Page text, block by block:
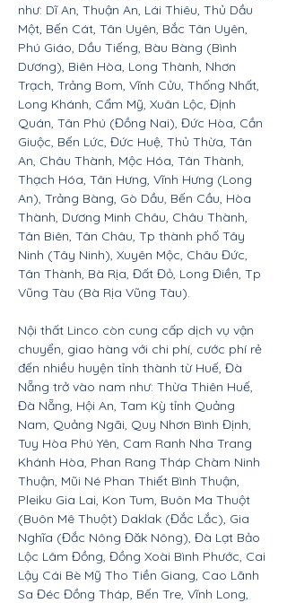
như: Dĩ An, Thuận An, Lái Thiêu, Thủ Dầu
Một, Bến Cát, Tân Uyên, Bắc Tân Uyên,
Phú Giáo, Dầu Tiếng, Bàu Bàng (Bình
Dương), Biên Hòa, Long Thành, Nhơn
Trạch, Trảng Bom, Vĩnh Cửu, Thống Nhất,
Long Khánh, Cẩm Mỹ, Xuân Lộc, Định
Quán, Tân Phú (Đồng Nai), Đức Hòa, Cần
Giuộc, Bến Lức, Đức Huệ, Thủ Thừa, Tân
An, Châu Thành, Mộc Hóa, Tân Thành,
Thạch Hóa, Tân Hưng, Vĩnh Hưng (Long
An), Trảng Bàng, Gò Dầu, Bến Cầu, Hòa
Thành, Dương Minh Châu, Châu Thành,
Tân Biên, Tân Châu, Tp thành phố Tây
Ninh (Tây Ninh), Xuyên Mộc, Châu Đức,
Tân Thành, Bà Rịa, Đất Đỏ, Long Điền, Tp
Vũng Tàu (Bà Rịa Vũng Tàu).
Nội thất Linco còn cung cấp dịch vụ vận
chuyển, giao hàng với chi phí, cước phí rẻ
đến nhiều huyện tỉnh thành từ Huế, Đà
Nẵng trở vào nam như: Thừa Thiên Huế,
Đà Nẵng, Hội An, Tam Kỳ tỉnh Quảng
Nam, Quảng Ngãi, Quy Nhơn Bình Định,
Tuy Hòa Phú Yên, Cam Ranh Nha Trang
Khánh Hòa, Phan Rang Tháp Chàm Ninh
Thuận, Mũi Né Phan Thiết Bình Thuận,
Pleiku Gia Lai, Kon Tum, Buôn Ma Thuột
(Buôn Mê Thuột) Daklak (Đắc Lắc), Gia
Nghĩa (Đắc Nông Đăk Nông), Đà Lạt Bảo
Lộc Lâm Đồng, Đồng Xoài Bình Phước, Cai
Lậy Cái Bè Mỹ Tho Tiền Giang, Cao Lãnh
Sa Đéc Đồng Tháp, Bến Tre, Vĩnh Long,